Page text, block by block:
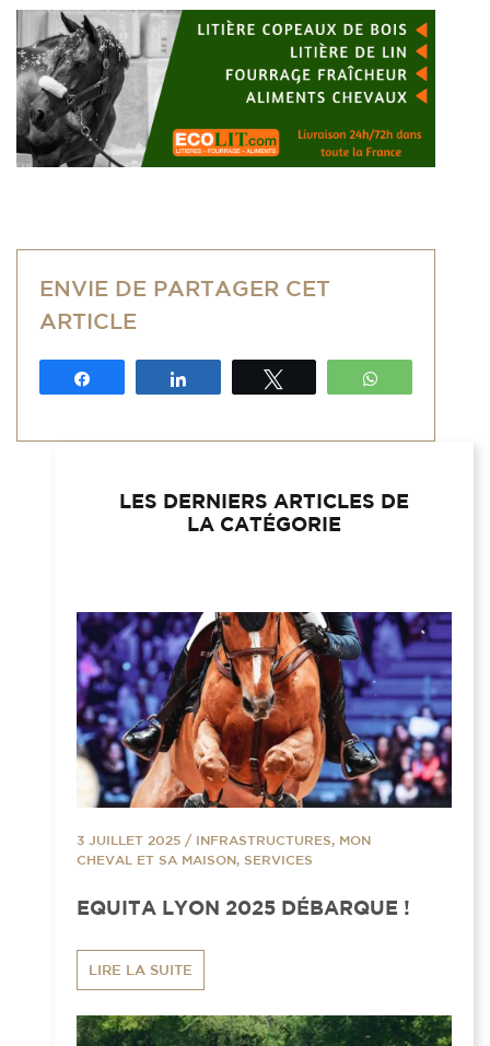
ENVIE DE PARTAGER CET
ARTICLE
LES DERNIERS ARTICLES DE
LA CATÉGORIE
3 JUILLET 2025 / INFRASTRUCTURES, MON
CHEVAL ET SA MAISON, SERVICES
EQUITA LYON 2025 DÉBARQUE !
LIRE LA SUITE